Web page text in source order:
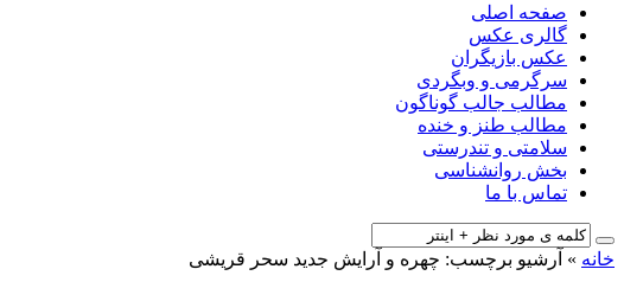
صفحه اصلی
گالری عکس
عکس بازیگران
سرگرمی و وبگردی
مطالب جالب گوناگون
مطالب طنز و خنده
سلامتی و تندرستی
بخش روانشناسی
تماس با ما
خانه » آرشیو برچسب: چهره و آرایش جدید سحر قریشی